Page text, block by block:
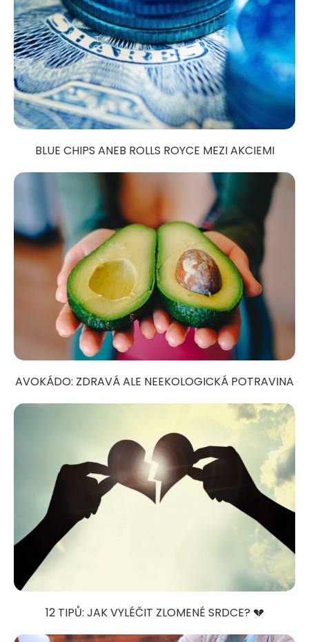
BLUE CHIPS ANEB ROLLS ROYCE MEZI AKCIEMI
AVOKÁDO: ZDRAVÁ ALE NEEKOLOGICKÁ POTRAVINA
12 TIPŮ: JAK VYLÉČIT ZLOMENÉ SRDCE? 💔